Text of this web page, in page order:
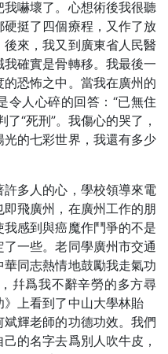
嚇壞了。心想術後我很聽
挺了四個療程，又作了放
來，我又到廣東省人民醫
確實是骨轉移。我最後一
恐怖之中。當我在廣州的
令人心碎的回答：“已無住
“死刑”。我傷心的哭了，
的七彩世界，我還有多少
多人的心，學校領導來電
飛廣州，在廣州工作的朋
感到與癌魔作鬥爭的不是
一些。老同學廣州市交通
同志熱情地鼓勵我走氣功
幷爲我不辭辛勞的多方尋
》上看到了中山大學林貽
輝老師的功德功效。我們
的名字去爲別人吹牛皮，